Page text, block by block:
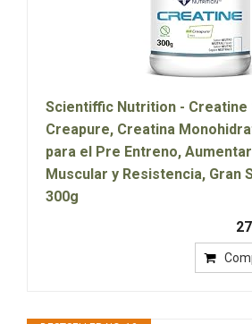
Scientiffic Nutrition - Creatine
Creapure, Creatina
para el Pre Entreno,
Muscular y Resistencia, Gran
300g